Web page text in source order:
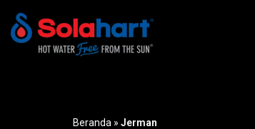
Lompat
Beranda » Jerman